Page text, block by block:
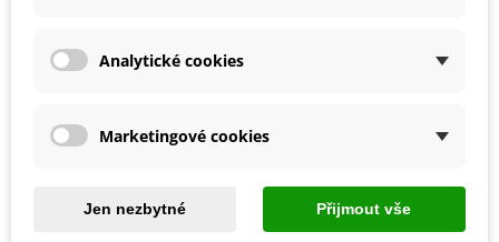
Analytické cookies
Marketingové cookies
Jen nezbytné Přijmout vše